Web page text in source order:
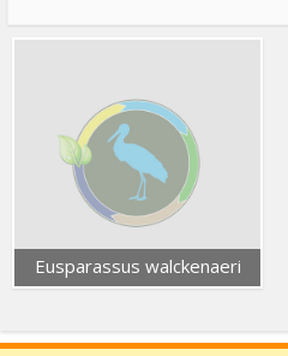
Eusparassus walckenaeri